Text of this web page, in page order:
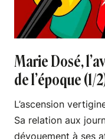
Marie Dosé,
de l’époque
L’ascension
Sa relation aux
dévouement à ses